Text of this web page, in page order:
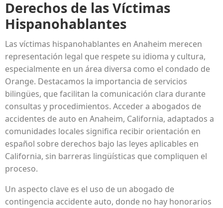
Derechos de las Víctimas
Hispanohablantes
Las víctimas hispanohablantes en Anaheim merecen
representación legal que respete su idioma y cultura,
especialmente en un área diversa como el condado de
Orange. Destacamos la importancia de servicios
bilingües, que facilitan la comunicación clara durante
consultas y procedimientos. Acceder a abogados de
accidentes de auto en Anaheim, California, adaptados a
comunidades locales significa recibir orientación en
español sobre derechos bajo las leyes aplicables en
California, sin barreras lingüísticas que compliquen el
proceso.
Un aspecto clave es el uso de un abogado de
contingencia accidente auto, donde no hay honorarios